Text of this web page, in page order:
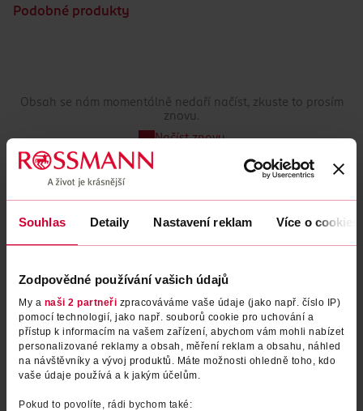
Souhlas Detaily Nastavení reklam Více o cookies
Zodpovědné používání vašich údajů
My a naši 2 partneři zpracováváme vaše údaje (jako např. číslo IP)
pomocí technologií, jako např. souborů cookie pro uchování a
přístup k informacím na vašem zařízení, abychom vám mohli nabízet
personalizované reklamy a obsah, měření reklam a obsahu, náhled
na návštěvníky a vývoj produktů. Máte možnosti ohledně toho, kdo
vaše údaje používá a k jakým účelům.
Pokud to povolíte, rádi bychom také:
Podobné produkty
Obsah se nám momentálně nedaří načíst, zkuste to prosím
znovu.
Načíst znovu